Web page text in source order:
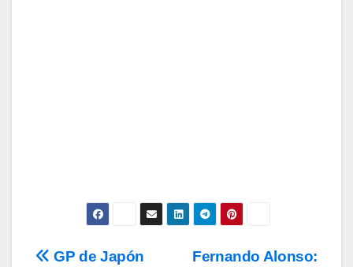
Navegación Fernando Alonso:
GP de Japón